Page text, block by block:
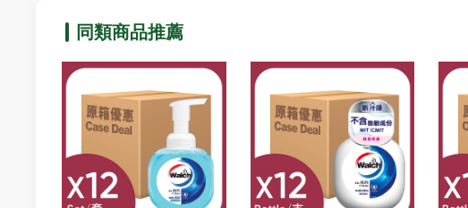
同類商品推薦